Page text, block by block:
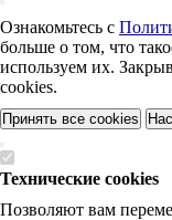
Ознакомьтесь с
больше о том, что
используем их.
cookies.
Принять все cookies
Технические cookies
Позволяют вам